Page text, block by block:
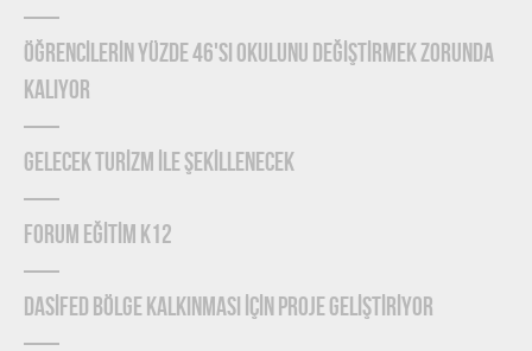
ÖĞRENCİLERİN YÜZDE 46'SI OKULUNU DEĞİŞTİRMEK ZORUNDA
KALIYOR
GELECEK TURİZM İLE ŞEKİLLENECEK
FORUM EĞİTİM K12
DASİFED BÖLGE KALKINMASI İÇİN PROJE GELİŞTİRİYOR